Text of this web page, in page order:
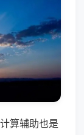
算辅助也是